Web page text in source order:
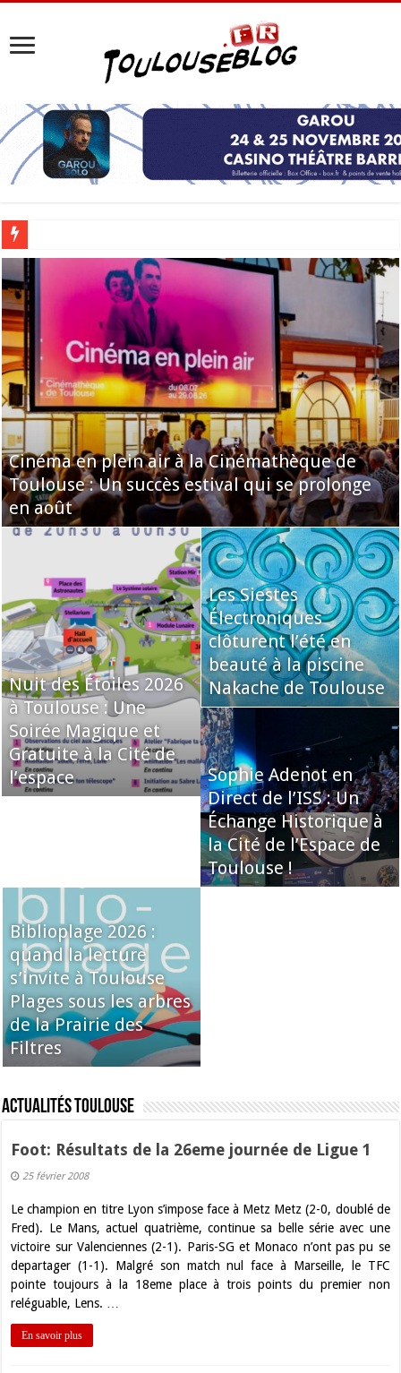
Les Nocturnes de la Cité de l’espace 2026 : l’événement incontournable de
Cinéma en plein air à la Cinémathèque de
Toulouse : Un succès estival qui se prolonge
en août
Nuit des Étoiles 2026
à Toulouse : Une
Soirée Magique et
Gratuite à la Cité de
l’espace
Les Siestes
Électroniques
clôturent l’été en
beauté à la piscine
Nakache de Toulouse
Sophie Adenot en
Direct de l’ISS : Un
Échange Historique à
la Cité de l’Espace de
Toulouse !
Biblioplage 2026 :
quand la lecture
s’invite à Toulouse
Plages sous les arbres
de la Prairie des
Filtres
Actualités Toulouse
Foot: Résultats de la 26eme journée de Ligue 1
25 février 2008
Le champion en titre Lyon s’impose face à Metz Metz (2-0, doublé de
Fred). Le Mans, actuel quatrième, continue sa belle série avec une
victoire sur Valenciennes (2-1). Paris-SG et Monaco n’ont pas pu se
departager (1-1). Malgré son match nul face à Marseille, le TFC
pointe toujours à la 18eme place à trois points du premier non
reléguable, Lens. …
En savoir plus